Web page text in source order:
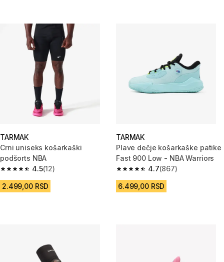
TARMAK
Crni uniseks košarkaški
podšorts NBA
4.5
4.5 od 5 zvezdica from 12 Recenzije
(12)
2.499,00 RSD
TARMAK
Plave dečje košarkaške patike
Fast 900 Low - NBA Warriors
4.7
4.7 od 5 zvezdica from 867
(867)
6.499,00 RSD